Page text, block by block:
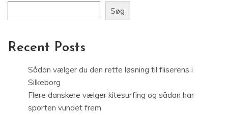
Søg
Recent Posts
Sådan vælger du den rette løsning til fliserens i
Silkeborg
Flere danskere vælger kitesurfing og sådan har
sporten vundet frem